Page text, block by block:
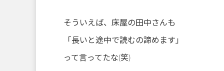
そういえば、床屋の田中さんも
「長いと途中で読むの諦めます」
って言ってたな(笑)